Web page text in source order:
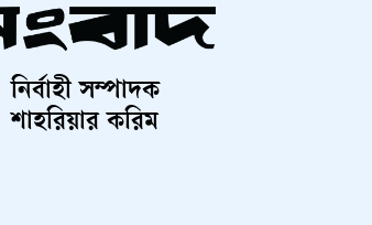
নির্বাহী সম্পাদক
শাহরিয়ার করিম